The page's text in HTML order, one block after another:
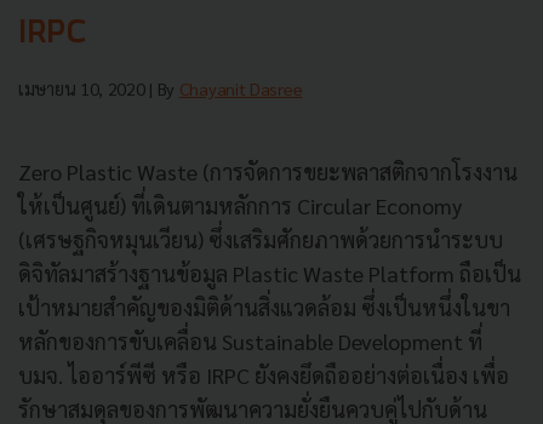
IRPC
เมษายน 10, 2020 | By Chayanit Dasree
Zero Plastic Waste (การจัดการขยะพลาสติกจากโรงงาน
ให้เป็นศูนย์) ที่เดินตามหลักการ Circular Economy
(เศรษฐกิจหมุนเวียน) ซึ่งเสริมศักยภาพด้วยการนำระบบ
ดิจิทัลมาสร้างฐานข้อมูล Plastic Waste Platform ถือเป็น
เป้าหมายสำคัญของมิติด้านสิ่งแวดล้อม ซึ่งเป็นหนึ่งในขา
หลักของการขับเคลื่อน Sustainable Development ที่
บมจ. ไออาร์พีซี หรือ IRPC ยังคงยึดถืออย่างต่อเนื่อง เพื่อ
รักษาสมดุลของการพัฒนาความยั่งยืนควบคู่ไปกับด้าน